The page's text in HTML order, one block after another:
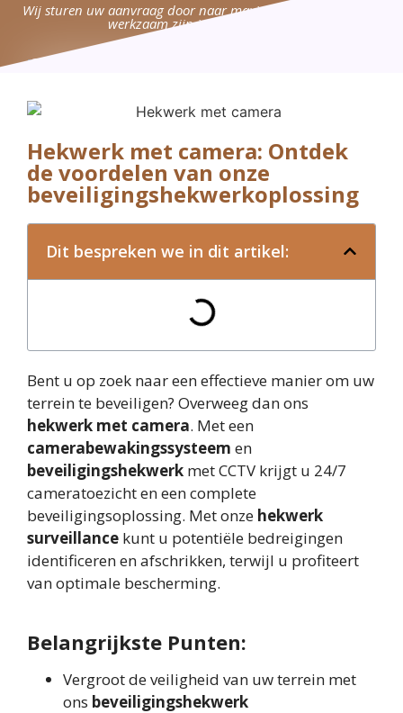
Wij sturen uw aanvraag door naar maximaal 4 bedrijven die
werkzaam zijn in uw omgeving.
Hekwerk met camera: Ontdek
de voordelen van onze
beveiligingshekwerkoplossing
Dit bespreken we in dit artikel:
Bent u op zoek naar een effectieve manier om uw
terrein te beveiligen? Overweeg dan ons
hekwerk met camera. Met een
camerabewakingssysteem en
beveiligingshekwerk met CCTV krijgt u 24/7
cameratoezicht en een complete
beveiligingsoplossing. Met onze hekwerk
surveillance kunt u potentiële bedreigingen
identificeren en afschrikken, terwijl u profiteert
van optimale bescherming.
Belangrijkste Punten:
Vergroot de veiligheid van uw terrein met
ons beveiligingshekwerk